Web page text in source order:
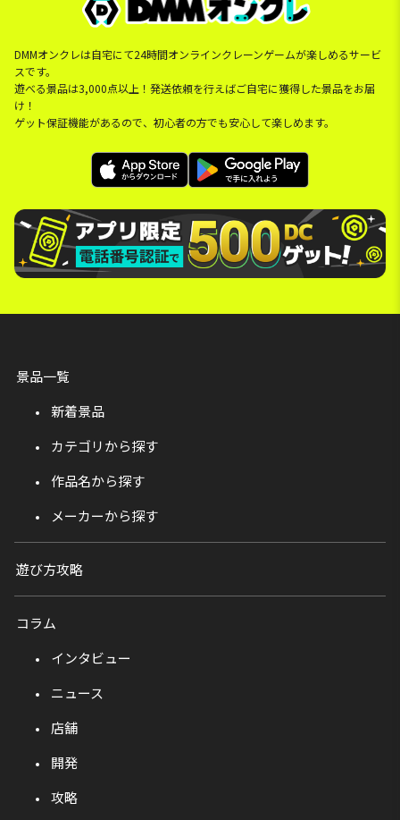
DMMオンクレは自宅にて24時間オンラインクレーンゲームが楽しめるサービ
スです。
遊べる景品は3,000点以上！発送依頼を行えばご自宅に獲得した景品をお届
け！
ゲット保証機能があるので、初心者の方でも安心して楽しめます。
景品一覧
新着景品
カテゴリから探す
作品名から探す
メーカーから探す
遊び方攻略
コラム
インタビュー
ニュース
店舗
開発
攻略